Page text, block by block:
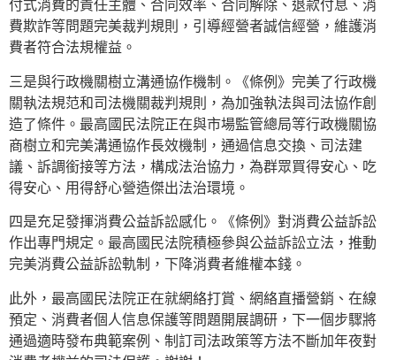
付式消費的責任主體、合同效率、合同解除、退款付息、消
費欺詐等問題完美裁判規則，引導經營者誠信經營，維護消
費者符合法規權益。
三是與行政機關樹立溝通協作機制。《條例》完美了行政機
關執法規范和司法機關裁判規則，為加強執法與司法協作創
造了條件。最高國民法院正在與市場監管總局等行政機關協
商樹立和完美溝通協作長效機制，通過信息交換、司法建
議、訴調銜接等方法，構成法治協力，為群眾買得安心、吃
得安心、用得舒心營造傑出法治環境。
四是充足發揮消費公益訴訟感化。《條例》對消費公益訴訟
作出專門規定。最高國民法院積極參與公益訴訟立法，推動
完美消費公益訴訟軌制，下降消費者維權本錢。
此外，最高國民法院正在就網絡打賞、網絡直播營銷、在線
預定、消費者個人信息保護等問題開展調研，下一個步驟將
通過適時發布典範案例、制訂司法政策等方法不斷加年夜對